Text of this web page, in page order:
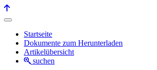
Startseite
Dokumente zum Herunterladen
Artikelübersicht
suchen